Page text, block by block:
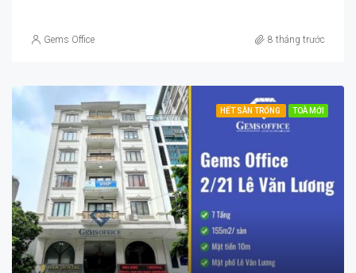
Gems Office 8 tháng trước
HẾT SÀN TRỐNG TOÀ MỚI